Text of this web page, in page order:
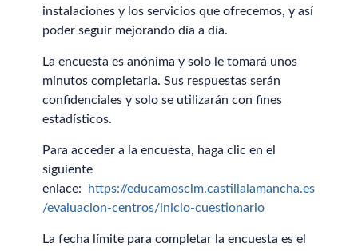
instalaciones y los servicios que ofrecemos, y así
poder seguir mejorando día a día.
La encuesta es anónima y solo le tomará unos
minutos completarla. Sus respuestas serán
confidenciales y solo se utilizarán con fines
estadísticos.
Para acceder a la encuesta, haga clic en el
siguiente
enlace: https://educamosclm.castillalamancha.es
/evaluacion-centros/inicio-cuestionario
La fecha límite para completar la encuesta es el